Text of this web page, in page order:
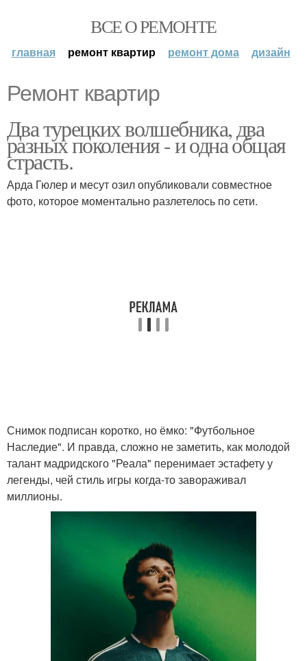
ВСЕ О РЕМОНТЕ
главная ремонт квартир ремонт дома дизайн
Ремонт квартир
Два турецких волшебника, два
разных поколения - и одна общая
страсть.
Арда Гюлер и месут озил опубликовали совместное
фото, которое моментально разлетелось по сети.
Снимок подписан коротко, но ёмко: "Футбольное
Наследие". И правда, сложно не заметить, как молодой
талант мадридского "Реала" перенимает эстафету у
легенды, чей стиль игры когда-то завораживал
миллионы.